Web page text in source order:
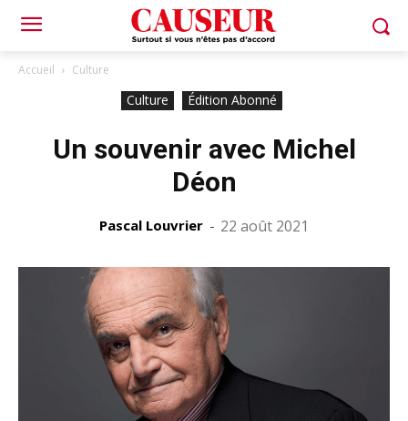
Accueil Culture
Culture Édition Abonné
Un souvenir avec Michel
Déon
Pascal Louvrier - 22 août 2021